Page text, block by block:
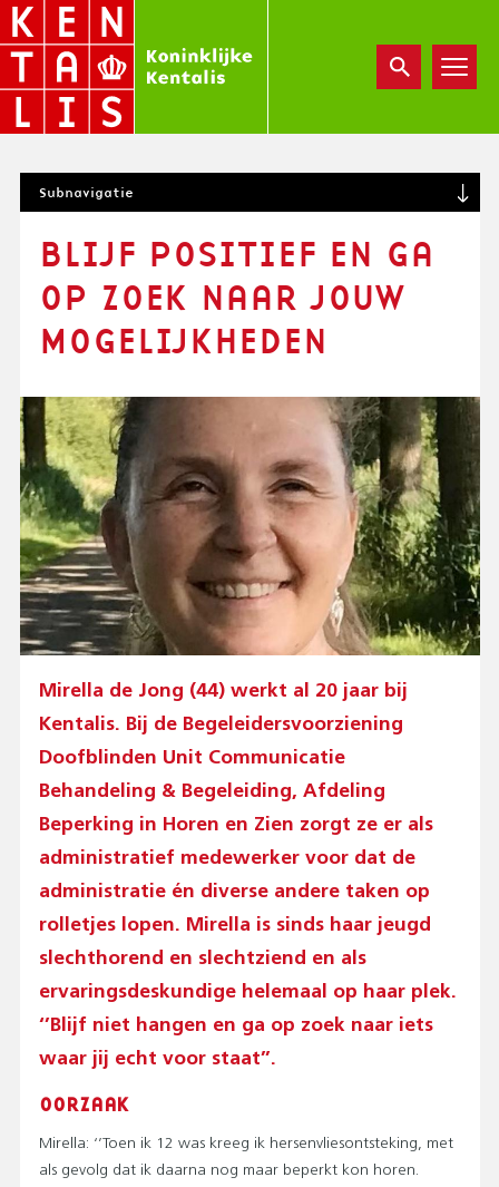
Overslaan
en
de
inhoud
U
T
I
O
N
Subnavigatie
BLIJF POSITIEF EN GA
OP ZOEK NAAR JOUW
MOGELIJKHEDEN
Mirella de Jong (44) werkt al 20 jaar bij
Kentalis. Bij de Begeleidersvoorziening
Doofblinden Unit Communicatie
Behandeling & Begeleiding, Afdeling
Beperking in Horen en Zien zorgt ze er als
administratief medewerker voor dat de
administratie én diverse andere taken op
rolletjes lopen. Mirella is sinds haar jeugd
slechthorend en slechtziend en als
ervaringsdeskundige helemaal op haar plek.
‘’Blijf niet hangen en ga op zoek naar iets
waar jij echt voor staat’’.
OORZAAK
Mirella: ‘’Toen ik 12 was kreeg ik hersenvliesontsteking, met
als gevolg dat ik daarna nog maar beperkt kon horen.